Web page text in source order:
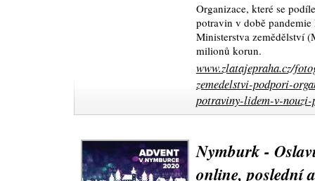
Organizace, které se
potravin v době
Ministerstva zemědělství
milionů korun.
www.zlatajepraha.cz/
zemedelstvi-podpori-
potraviny-lidem-v-
Nymburk -
online, poslední